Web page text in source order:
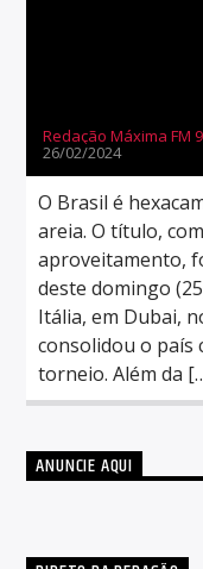
Redação Máxima FM
26/02/2024
O Brasil é
areia. O título,
aproveitamento,
deste domingo
Itália, em Dubai,
consolidou o país
torneio. Além da
ANUNCIE AQUI